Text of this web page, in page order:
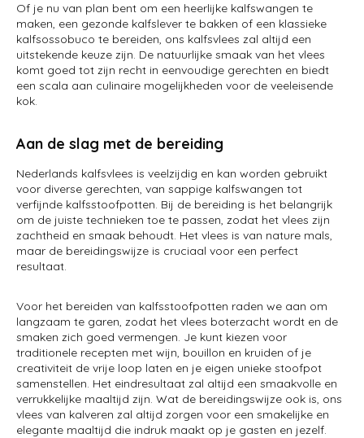
Of je nu van plan bent om een heerlijke kalfswangen te
maken, een gezonde kalfslever te bakken of een klassieke
kalfsossobuco te bereiden, ons kalfsvlees zal altijd een
uitstekende keuze zijn. De natuurlijke smaak van het vlees
komt goed tot zijn recht in eenvoudige gerechten en biedt
een scala aan culinaire mogelijkheden voor de veeleisende
kok.
Aan de slag met de bereiding
Nederlands kalfsvlees is veelzijdig en kan worden gebruikt
voor diverse gerechten, van sappige kalfswangen tot
verfijnde kalfsstoofpotten. Bij de bereiding is het belangrijk
om de juiste technieken toe te passen, zodat het vlees zijn
zachtheid en smaak behoudt. Het vlees is van nature mals,
maar de bereidingswijze is cruciaal voor een perfect
resultaat.
Voor het bereiden van kalfsstoofpotten raden we aan om
langzaam te garen, zodat het vlees boterzacht wordt en de
smaken zich goed vermengen. Je kunt kiezen voor
traditionele recepten met wijn, bouillon en kruiden of je
creativiteit de vrije loop laten en je eigen unieke stoofpot
samenstellen. Het eindresultaat zal altijd een smaakvolle en
verrukkelijke maaltijd zijn. Wat de bereidingswijze ook is, ons
vlees van kalveren zal altijd zorgen voor een smakelijke en
elegante maaltijd die indruk maakt op je gasten en jezelf.